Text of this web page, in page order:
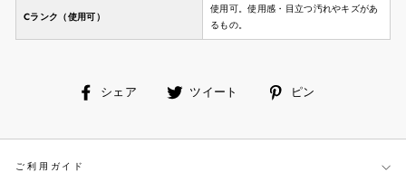
Cランク（使用可）
使用可。使用感・目立つ汚れやキズがあ
るもの。
シェア
facebookツイート ピン
ご利用ガイド